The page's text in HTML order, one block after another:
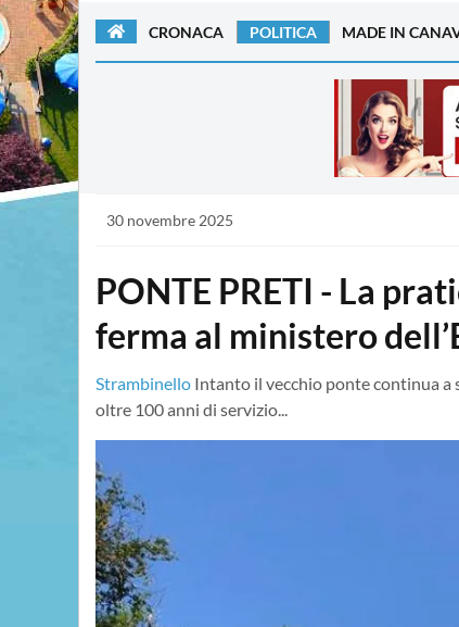
CRONACA POLITICA MADE IN
30 novembre 2025
PONTE PRETI - La
ferma al ministero
Strambinello Intanto il vecchio ponte continua
oltre 100 anni di servizio...